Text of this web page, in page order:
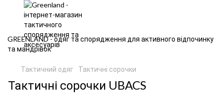
GREENLAND - одяг та спорядження для активного відпочинку
та мандрівок
Тактичний одяг Тактичні сорочки
Тактичні сорочки UBACS